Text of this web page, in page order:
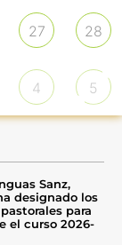
27 28
4 5
Sanz,
designado los
para
el curso 2026-